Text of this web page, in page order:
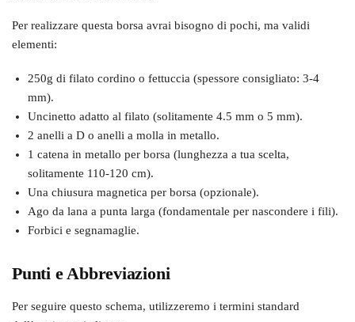
Per realizzare questa borsa avrai bisogno di pochi, ma validi
elementi:
250g di filato cordino o fettuccia (spessore consigliato: 3-4
mm).
Uncinetto adatto al filato (solitamente 4.5 mm o 5 mm).
2 anelli a D o anelli a molla in metallo.
1 catena in metallo per borsa (lunghezza a tua scelta,
solitamente 110-120 cm).
Una chiusura magnetica per borsa (opzionale).
Ago da lana a punta larga (fondamentale per nascondere i fili).
Forbici e segnamaglie.
Punti e Abbreviazioni
Per seguire questo schema, utilizzeremo i termini standard